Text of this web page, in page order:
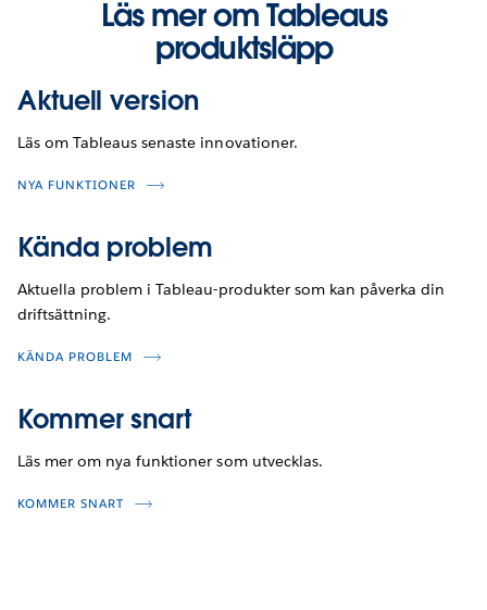
Läs mer om Tableaus
produktsläpp
Aktuell version
Läs om Tableaus senaste innovationer.
NYA FUNKTIONER
Kända problem
Aktuella problem i Tableau-produkter som kan påverka din
driftsättning.
KÄNDA PROBLEM
Kommer snart
Läs mer om nya funktioner som utvecklas.
KOMMER SNART